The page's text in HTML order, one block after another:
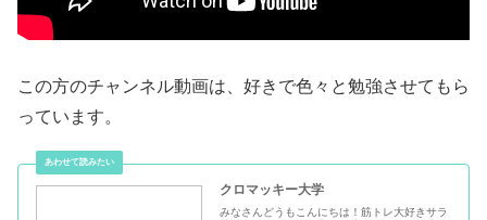
この方のチャンネル動画は、好きで色々と勉強させてもら
っています。
クロマッキー大学
みなさんどうもこんにちは！筋トレ大好きサラ